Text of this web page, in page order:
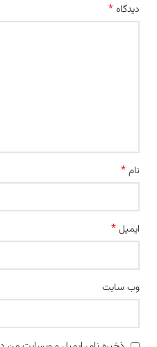
دیدگاه*
نام*
ایمیل*
وب‌ سایت